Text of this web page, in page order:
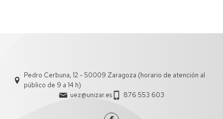
Pedro Cerbuna, 12 - 50009 Zaragoza (horario de atención al
público de 9 a 14 h)
uez@unizar.es
876 553 603